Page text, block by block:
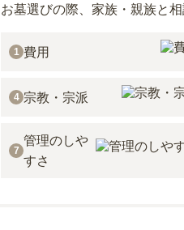
お墓選びの際、家族・親族と
1 費用
4 宗教・宗派
7
管理のしや
すさ